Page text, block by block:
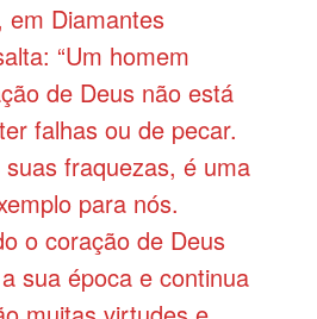
em Diamantes
“Um homem
de Deus não está
falhas ou de pecar.
fraquezas, é uma
para nós.
o coração de Deus
sua época e continua